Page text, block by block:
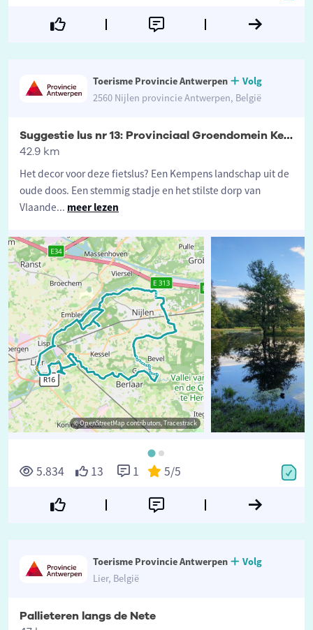
Toerisme Provincie Antwerpen
Volg
2560 Nijlen provincie Antwerpen, België
Suggestie lus nr 13: Provinciaal Groendomein Kesselse Heide
42.9 km
Het decor voor deze fietslus? Een Kempens landschap uit de
oude doos. Een stemmig stadje en het stilste dorp van
Vlaande... meer lezen
© OpenStreetMap contributors, Tracestrack
5.834 13 1 5/5
Toerisme Provincie Antwerpen
Volg
Lier, België
Pallieteren langs de Nete